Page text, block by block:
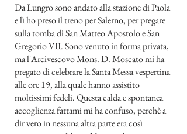
Da Lungro sono andato alla stazione di Paola
e lì ho preso il treno per Salerno, per pregare
sulla tomba di San Matteo Apostolo e San
Gregorio VII. Sono venuto in forma privata,
ma l'Arcivescovo Mons. D. Moscato mi ha
pregato di celebrare la Santa Messa vespertina
alle ore 19, alla quale hanno assistito
moltissimi fedeli. Questa calda e spontanea
accoglienza fattami mi ha confuso, perchè a
dir vero in nessuna altra parte era così